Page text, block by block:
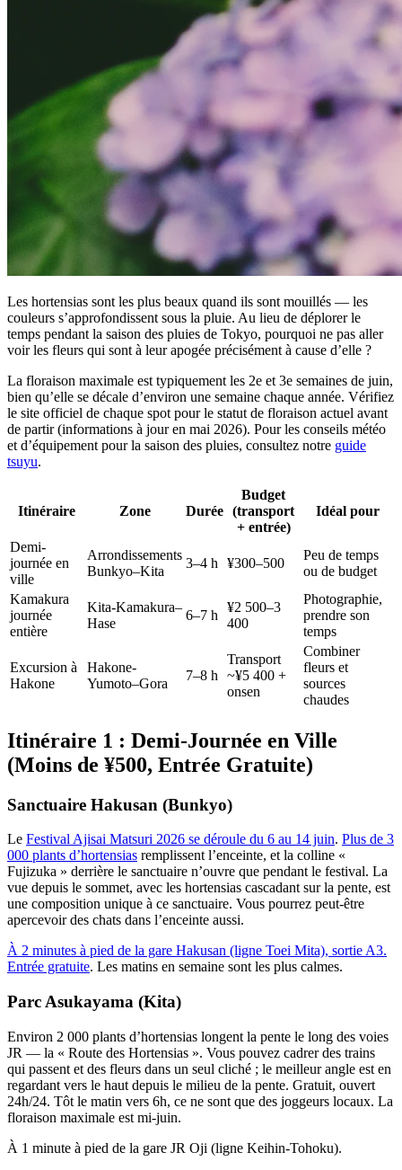
Les hortensias sont les plus beaux quand ils sont mouillés — les
couleurs s’approfondissent sous la pluie. Au lieu de déplorer le
temps pendant la saison des pluies de Tokyo, pourquoi ne pas aller
voir les fleurs qui sont à leur apogée précisément à cause d’elle ?
La floraison maximale est typiquement les 2e et 3e semaines de juin,
bien qu’elle se décale d’environ une semaine chaque année. Vérifiez
le site officiel de chaque spot pour le statut de floraison actuel avant
de partir (informations à jour en mai 2026). Pour les conseils météo
et d’équipement pour la saison des pluies, consultez notre guide
tsuyu.
Itinéraire Zone Durée
Budget
(transport
+ entrée)
Idéal pour
Demi-
journée en
ville
Arrondissements
Bunkyo–Kita
3–4 h ¥300–500
Peu de temps
ou de budget
Kamakura
journée
entière
Kita-Kamakura–
Hase
6–7 h
¥2 500–3
400
Photographie,
prendre son
temps
Excursion à
Hakone
Hakone-
Yumoto–Gora
7–8 h
Transport
~¥5 400 +
onsen
Combiner
fleurs et
sources
chaudes
Itinéraire 1 : Demi-Journée en Ville
(Moins de ¥500, Entrée Gratuite)
Sanctuaire Hakusan (Bunkyo)
Le Festival Ajisai Matsuri 2026 se déroule du 6 au 14 juin. Plus de 3
000 plants d’hortensias remplissent l’enceinte, et la colline «
Fujizuka » derrière le sanctuaire n’ouvre que pendant le festival. La
vue depuis le sommet, avec les hortensias cascadant sur la pente, est
une composition unique à ce sanctuaire. Vous pourrez peut-être
apercevoir des chats dans l’enceinte aussi.
À 2 minutes à pied de la gare Hakusan (ligne Toei Mita), sortie A3.
Entrée gratuite. Les matins en semaine sont les plus calmes.
Parc Asukayama (Kita)
Environ 2 000 plants d’hortensias longent la pente le long des voies
JR — la « Route des Hortensias ». Vous pouvez cadrer des trains
qui passent et des fleurs dans un seul cliché ; le meilleur angle est en
regardant vers le haut depuis le milieu de la pente. Gratuit, ouvert
24h/24. Tôt le matin vers 6h, ce ne sont que des joggeurs locaux. La
floraison maximale est mi-juin.
À 1 minute à pied de la gare JR Oji (ligne Keihin-Tohoku).